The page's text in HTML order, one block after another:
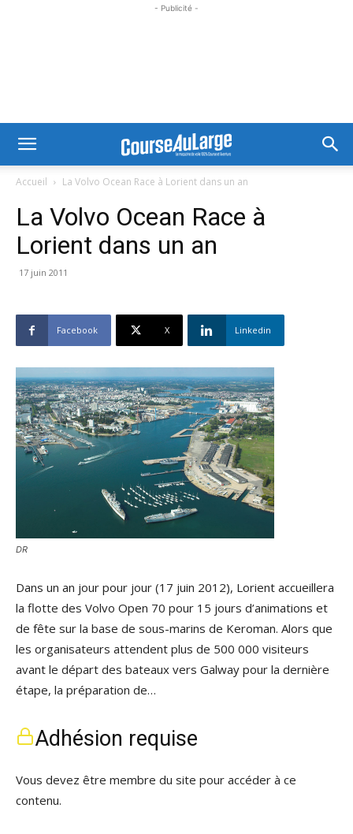
- Publicité -
Accueil La Volvo Ocean Race à Lorient dans un an
La Volvo Ocean Race à
Lorient dans un an
17 juin 2011
Facebook X Linkedin
DR
Dans un an jour pour jour (17 juin 2012), Lorient accueillera
la flotte des Volvo Open 70 pour 15 jours d’animations et
de fête sur la base de sous-marins de Keroman. Alors que
les organisateurs attendent plus de 500 000 visiteurs
avant le départ des bateaux vers Galway pour la dernière
étape, la préparation de…
Adhésion requise
Vous devez être membre du site pour accéder à ce
contenu.